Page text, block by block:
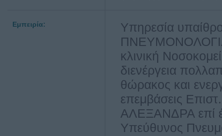
Εμπειρία:
Υπηρεσία
κλινική
διενέργεια
θώρακος και
επεμβάσεις
ΑΛΕΞΑΝΔΡΑ επί
Υπεύθυνος